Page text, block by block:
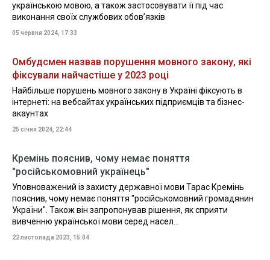
українською мовою, а також застосовувати її під час
виконання своїх службових обов’язків
05 червня 2024, 17:33
Омбудсмен назвав порушення мовного закону, які
фіксували найчастіше у 2023 році
Найбільше порушень мовного закону в Україні фіксують в
інтернеті: на вебсайтах українських підприємців та бізнес-
акаунтах
25 січня 2024, 22:44
Кремінь пояснив, чому немає поняття
"російськомовний українець"
Уповноважений із захисту державної мови Тарас Кремінь
пояснив, чому немає поняття "російськомовний громадянин
України". Також він запропонував рішення, як сприяти
вивченню української мови серед насел...
22 листопада 2023, 15:04